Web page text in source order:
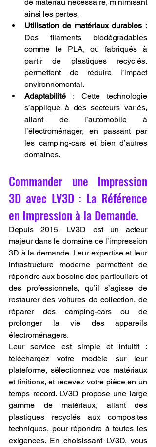
de matériau nécessaire, minimisant
ainsi les pertes.
Utilisation de matériaux durables :
Des filaments biodégradables
comme le PLA, ou fabriqués à
partir de plastiques recyclés,
permettent de réduire l’impact
environnemental.
Adaptabilité : Cette technologie
s’applique à des secteurs variés,
allant de l’automobile à
l’électroménager, en passant par
les camping-cars et bien d’autres
domaines.
Commander une Impression
3D avec LV3D : La Référence
en Impression à la Demande.
Depuis 2015, LV3D est un acteur
majeur dans le domaine de l’impression
3D à la demande. Leur expertise et leur
infrastructure moderne permettent de
répondre aux besoins des particuliers et
des professionnels, qu’il s’agisse de
restaurer des voitures de collection, de
réparer des camping-cars ou de
prolonger la vie des appareils
électroménagers.
Leur service est simple et intuitif :
téléchargez votre modèle sur leur
plateforme, sélectionnez vos matériaux
et finitions, et recevez votre pièce en un
temps record. LV3D propose une large
gamme de matériaux, allant des
plastiques recyclés aux composites
techniques, pour répondre à toutes les
exigences. En choisissant LV3D, vous